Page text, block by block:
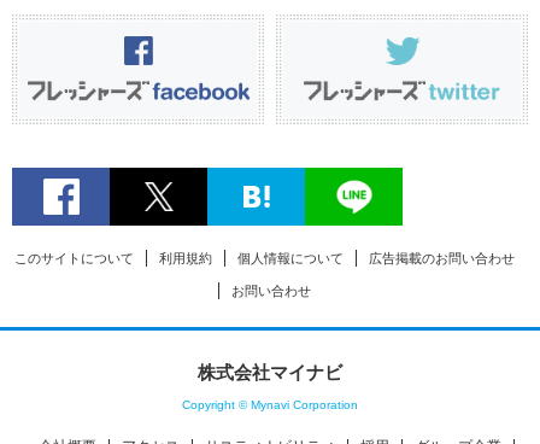
このサイトについて 利用規約 個人情報について 広告掲載のお問い合わせ
お問い合わせ
株式会社マイナビ
Copyright © Mynavi Corporation